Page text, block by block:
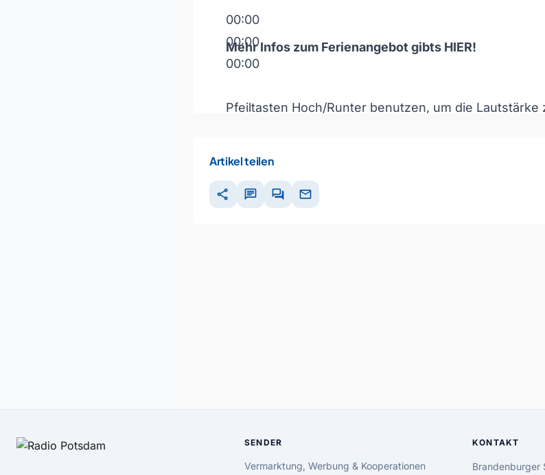
00:00
00:00
00:00
Pfeiltasten Hoch/Runter benutzen, um die Lautstärke
Mehr Infos zum Ferienangebot gibts HIER!
Artikel teilen
share chat forum mail
SENDER
Vermarktung, Werbung & Kooperationen
KONTAKT
Brandenburger